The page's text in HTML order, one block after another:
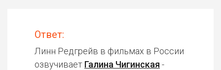
Ответ:
Линн Редгрейв в фильмах в России
озвучивает Галина Чигинская -